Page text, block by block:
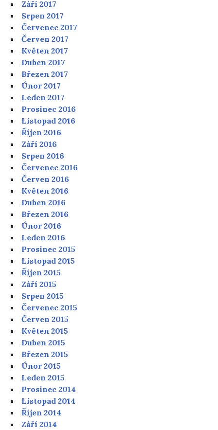
Září 2017
Srpen 2017
Červenec 2017
Červen 2017
Květen 2017
Duben 2017
Březen 2017
Únor 2017
Leden 2017
Prosinec 2016
Listopad 2016
Říjen 2016
Září 2016
Srpen 2016
Červenec 2016
Červen 2016
Květen 2016
Duben 2016
Březen 2016
Únor 2016
Leden 2016
Prosinec 2015
Listopad 2015
Říjen 2015
Září 2015
Srpen 2015
Červenec 2015
Červen 2015
Květen 2015
Duben 2015
Březen 2015
Únor 2015
Leden 2015
Prosinec 2014
Listopad 2014
Říjen 2014
Září 2014